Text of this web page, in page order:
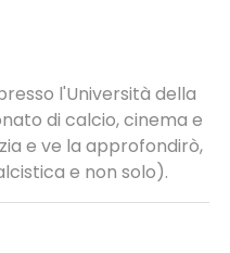
l'Università della
di calcio, cinema e
e ve la approfondirò,
e non solo).